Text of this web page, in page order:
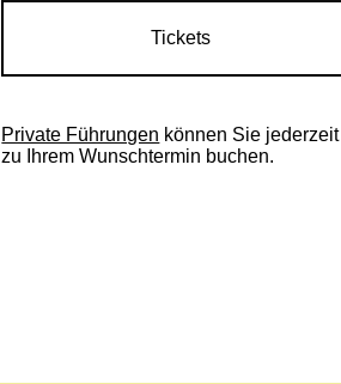
Tickets
Private Führungen können Sie jederzeit
zu Ihrem Wunschtermin buchen.